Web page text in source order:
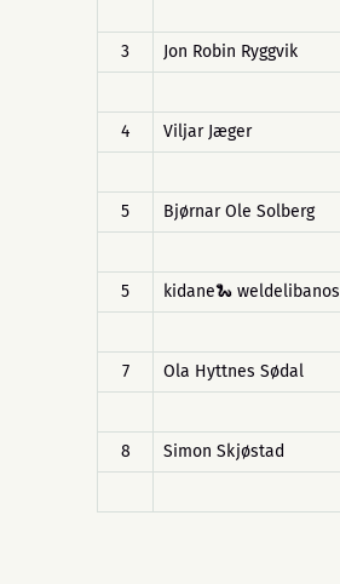
3
Jon Robin Ryggvik
4
Viljar Jæger
5
Bjørnar Ole Solberg
5
kidane🐍 weldelibanos
7
Ola Hyttnes Sødal
8
Simon Skjøstad